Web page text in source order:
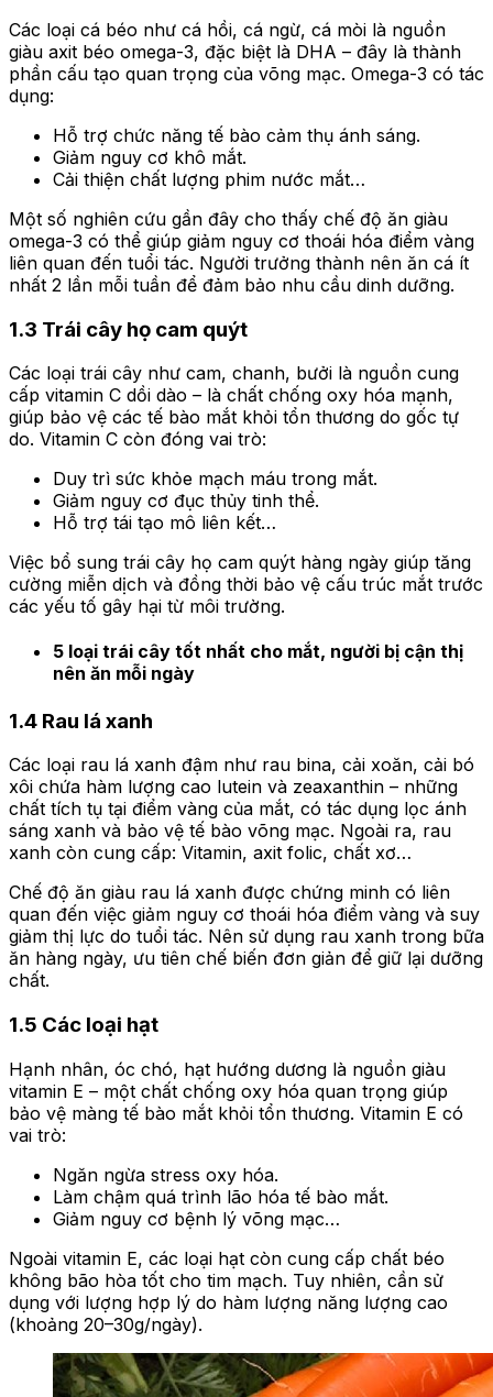
Các loại cá béo như cá hồi, cá ngừ, cá mòi là nguồn
giàu axit béo omega-3, đặc biệt là DHA – đây là thành
phần cấu tạo quan trọng của võng mạc. Omega-3 có tác
dụng:
Hỗ trợ chức năng tế bào cảm thụ ánh sáng.
Giảm nguy cơ khô mắt.
Cải thiện chất lượng phim nước mắt…
Một số nghiên cứu gần đây cho thấy chế độ ăn giàu
omega-3 có thể giúp giảm nguy cơ thoái hóa điểm vàng
liên quan đến tuổi tác. Người trưởng thành nên ăn cá ít
nhất 2 lần mỗi tuần để đảm bảo nhu cầu dinh dưỡng.
1.3 Trái cây họ cam quýt
Các loại trái cây như cam, chanh, bưởi là nguồn cung
cấp vitamin C dồi dào – là chất chống oxy hóa mạnh,
giúp bảo vệ các tế bào mắt khỏi tổn thương do gốc tự
do. Vitamin C còn đóng vai trò:
Duy trì sức khỏe mạch máu trong mắt.
Giảm nguy cơ đục thủy tinh thể.
Hỗ trợ tái tạo mô liên kết…
Việc bổ sung trái cây họ cam quýt hàng ngày giúp tăng
cường miễn dịch và đồng thời bảo vệ cấu trúc mắt trước
các yếu tố gây hại từ môi trường.
5 loại trái cây tốt nhất cho mắt, người bị cận thị
nên ăn mỗi ngày
1.4 Rau lá xanh
Các loại rau lá xanh đậm như rau bina, cải xoăn, cải bó
xôi chứa hàm lượng cao lutein và zeaxanthin – những
chất tích tụ tại điểm vàng của mắt, có tác dụng lọc ánh
sáng xanh và bảo vệ tế bào võng mạc. Ngoài ra, rau
xanh còn cung cấp: Vitamin, axit folic, chất xơ…
Chế độ ăn giàu rau lá xanh được chứng minh có liên
quan đến việc giảm nguy cơ thoái hóa điểm vàng và suy
giảm thị lực do tuổi tác. Nên sử dụng rau xanh trong bữa
ăn hàng ngày, ưu tiên chế biến đơn giản để giữ lại dưỡng
chất.
1.5 Các loại hạt
Hạnh nhân, óc chó, hạt hướng dương là nguồn giàu
vitamin E – một chất chống oxy hóa quan trọng giúp
bảo vệ màng tế bào mắt khỏi tổn thương. Vitamin E có
vai trò:
Ngăn ngừa stress oxy hóa.
Làm chậm quá trình lão hóa tế bào mắt.
Giảm nguy cơ bệnh lý võng mạc…
Ngoài vitamin E, các loại hạt còn cung cấp chất béo
không bão hòa tốt cho tim mạch. Tuy nhiên, cần sử
dụng với lượng hợp lý do hàm lượng năng lượng cao
(khoảng 20–30g/ngày).